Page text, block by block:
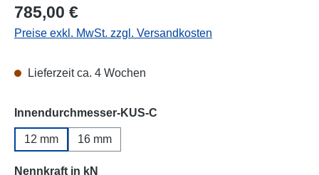
Regulärer Preis:
785,00 €
Preise exkl. MwSt. zzgl. Versandkosten
Lieferzeit ca. 4 Wochen
Innendurchmesser-KUS-C
12 mm 16 mm
Nennkraft in kN